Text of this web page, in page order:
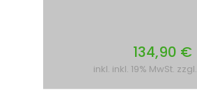
134,90 €
inkl. inkl. 19% MwSt. zzgl.